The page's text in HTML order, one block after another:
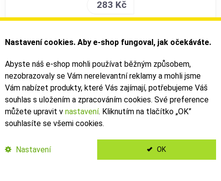
283 Kč
Talaria
klema držáku řidítek Komodo
Nastavení cookies. Aby e-shop fungoval, jak očekáváte.
Abyste náš e-shop mohli používat běžným způsobem,
nezobrazovaly se Vám nerelevantní reklamy a mohli jsme
Vám nabízet produkty, které Vás zajímají, potřebujeme Váš
souhlas s uložením a zpracováním cookies. Své preference
můžete upravit v nastavení. Kliknutím na tlačítko „OK”
souhlasíte se všemi cookies.
Nastavení OK